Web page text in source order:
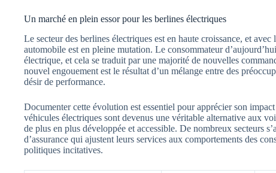
Un marché en plein essor pour les berlines électriques
Le secteur des berlines électriques est en haute croissance, et
automobile est en pleine mutation. Le consommateur
électrique, et cela se traduit par une majorité de nouvelles
nouvel engouement est le résultat d’un mélange entre des
désir de performance.
Documenter cette évolution est essentiel pour apprécier son
véhicules électriques sont devenus une véritable alternative aux
de plus en plus développée et accessible. De nombreux secteurs
d’assurance qui ajustent leurs services aux comportements des
politiques incitatives.